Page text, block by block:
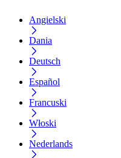
Angielski
Dania
Deutsch
Español
Francuski
Włoski
Nederlands